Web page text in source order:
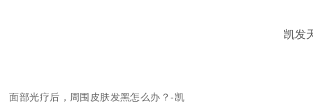
面部光疗后，周围皮肤发黑怎么办？-凯
凯发